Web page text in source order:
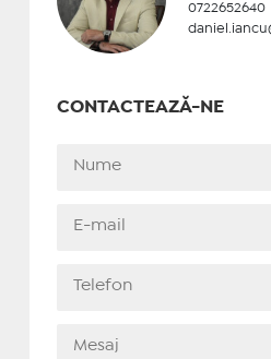
0722652640
CONTACTEAZĂ-NE